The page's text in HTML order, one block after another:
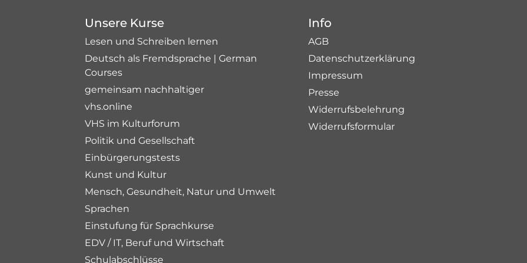
Unsere Kurse
Lesen und Schreiben lernen
Deutsch als Fremdsprache | German
Courses
gemeinsam nachhaltiger
vhs.online
VHS im Kulturforum
Politik und Gesellschaft
Einbürgerungstests
Kunst und Kultur
Mensch, Gesundheit, Natur und Umwelt
Sprachen
Einstufung für Sprachkurse
EDV / IT, Beruf und Wirtschaft
Schulabschlüsse
Info
AGB
Datenschutzerklärung
Impressum
Presse
Widerrufsbelehrung
Widerrufsformular